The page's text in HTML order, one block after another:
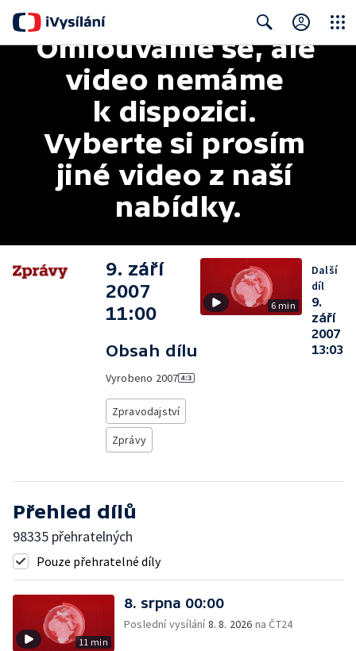
Search
Omlouváme se, ale
video nemáme
k dispozici.
Vyberte si prosím
jiné video z naší
nabídky.
9. září
2007
11:00
Obsah dílu
Vyrobeno 2007
Zpravodajství
Zprávy
6 min
Další
díl
9.
září
2007
13:03
Přehled dílů
98335 přehratelných
Pouze přehratelné díly
11 min
8. srpna 00:00
Poslední vysílání8. 8. 2026 na ČT24